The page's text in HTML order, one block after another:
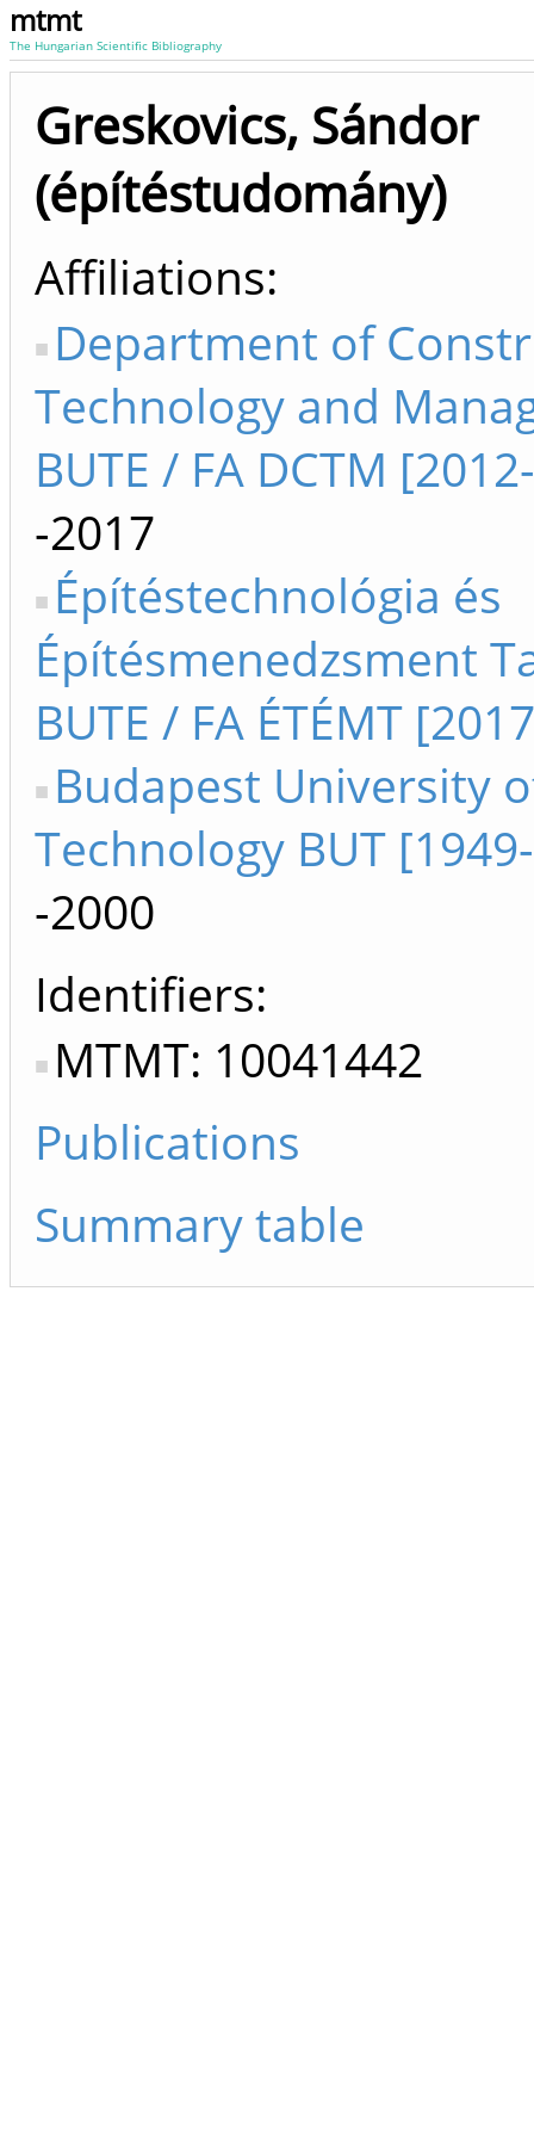
mtmt
The Hungarian Scientific Bibliography
Greskovics, Sándor
(építéstudomány)
Affiliations
Department of
Technology and
BUTE / FA DCTM
-2017
Építéstechnológia és
Építésmenedzsment
BUTE / FA ÉTÉMT
Budapest University
Technology BUT
-2000
Identifiers
MTMT: 10041442
Publications
Summary table